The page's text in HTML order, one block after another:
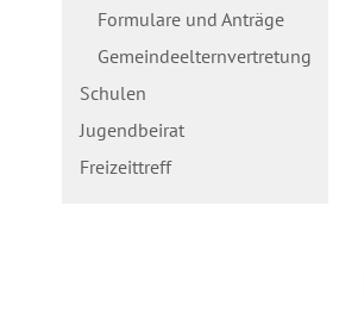
Formulare und Anträge
Gemeindeelternvertretung
Schulen
Jugendbeirat
Freizeittreff